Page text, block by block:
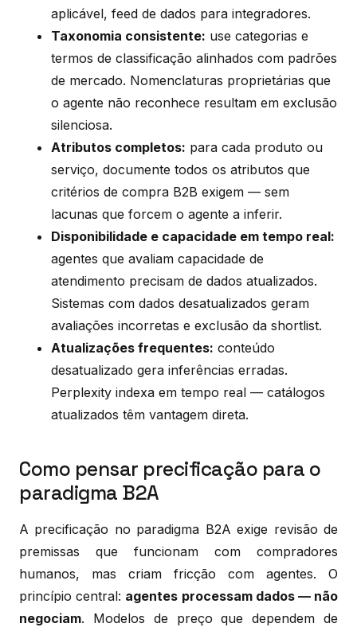
aplicável, feed de dados para integradores.
Taxonomia consistente: use categorias e
termos de classificação alinhados com padrões
de mercado. Nomenclaturas proprietárias que
o agente não reconhece resultam em exclusão
silenciosa.
Atributos completos: para cada produto ou
serviço, documente todos os atributos que
critérios de compra B2B exigem — sem
lacunas que forcem o agente a inferir.
Disponibilidade e capacidade em tempo real:
agentes que avaliam capacidade de
atendimento precisam de dados atualizados.
Sistemas com dados desatualizados geram
avaliações incorretas e exclusão da shortlist.
Atualizações frequentes: conteúdo
desatualizado gera inferências erradas.
Perplexity indexa em tempo real — catálogos
atualizados têm vantagem direta.
Como pensar precificação para o
paradigma B2A
A precificação no paradigma B2A exige revisão de
premissas que funcionam com compradores
humanos, mas criam fricção com agentes. O
princípio central: agentes processam dados — não
negociam. Modelos de preço que dependem de